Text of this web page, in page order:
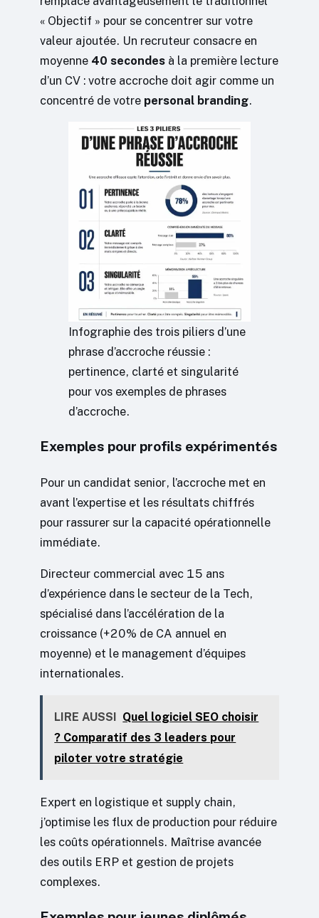
« Objectif » pour se concentrer sur votre
valeur ajoutée. Un recruteur consacre en
moyenne 40 secondes à la première lecture
d’un CV : votre accroche doit agir comme un
concentré de votre personal branding.
Infographie des trois piliers d’une
phrase d’accroche réussie :
pertinence, clarté et singularité
pour vos exemples de phrases
d’accroche.
Exemples pour profils expérimentés
Pour un candidat senior, l’accroche met en
avant l’expertise et les résultats chiffrés
pour rassurer sur la capacité opérationnelle
immédiate.
Directeur commercial avec 15 ans
d’expérience dans le secteur de la Tech,
spécialisé dans l’accélération de la
croissance (+20% de CA annuel en
moyenne) et le management d’équipes
internationales.
LIRE AUSSI Quel logiciel SEO choisir
? Comparatif des 3 leaders pour
piloter votre stratégie
Expert en logistique et supply chain,
j’optimise les flux de production pour réduire
les coûts opérationnels. Maîtrise avancée
des outils ERP et gestion de projets
complexes.